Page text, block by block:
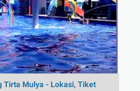
Tirta Mulya - Lokasi, Tiket